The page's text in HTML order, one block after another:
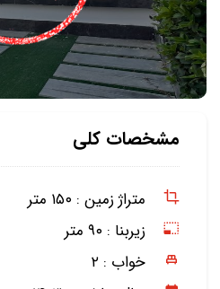
مشخصات کلی
متراژ زمین : ۱۵۰ متر
زیربنا : ۹۰ متر
خواب : ۲